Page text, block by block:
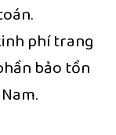
phí trang
bảo tồn